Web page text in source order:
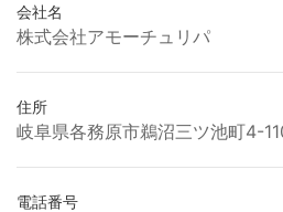
会社名
株式会社アモーチュリパ
住所
岐阜県各務原市鵜沼三ツ池町4-
電話番号